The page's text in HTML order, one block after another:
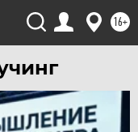
16+